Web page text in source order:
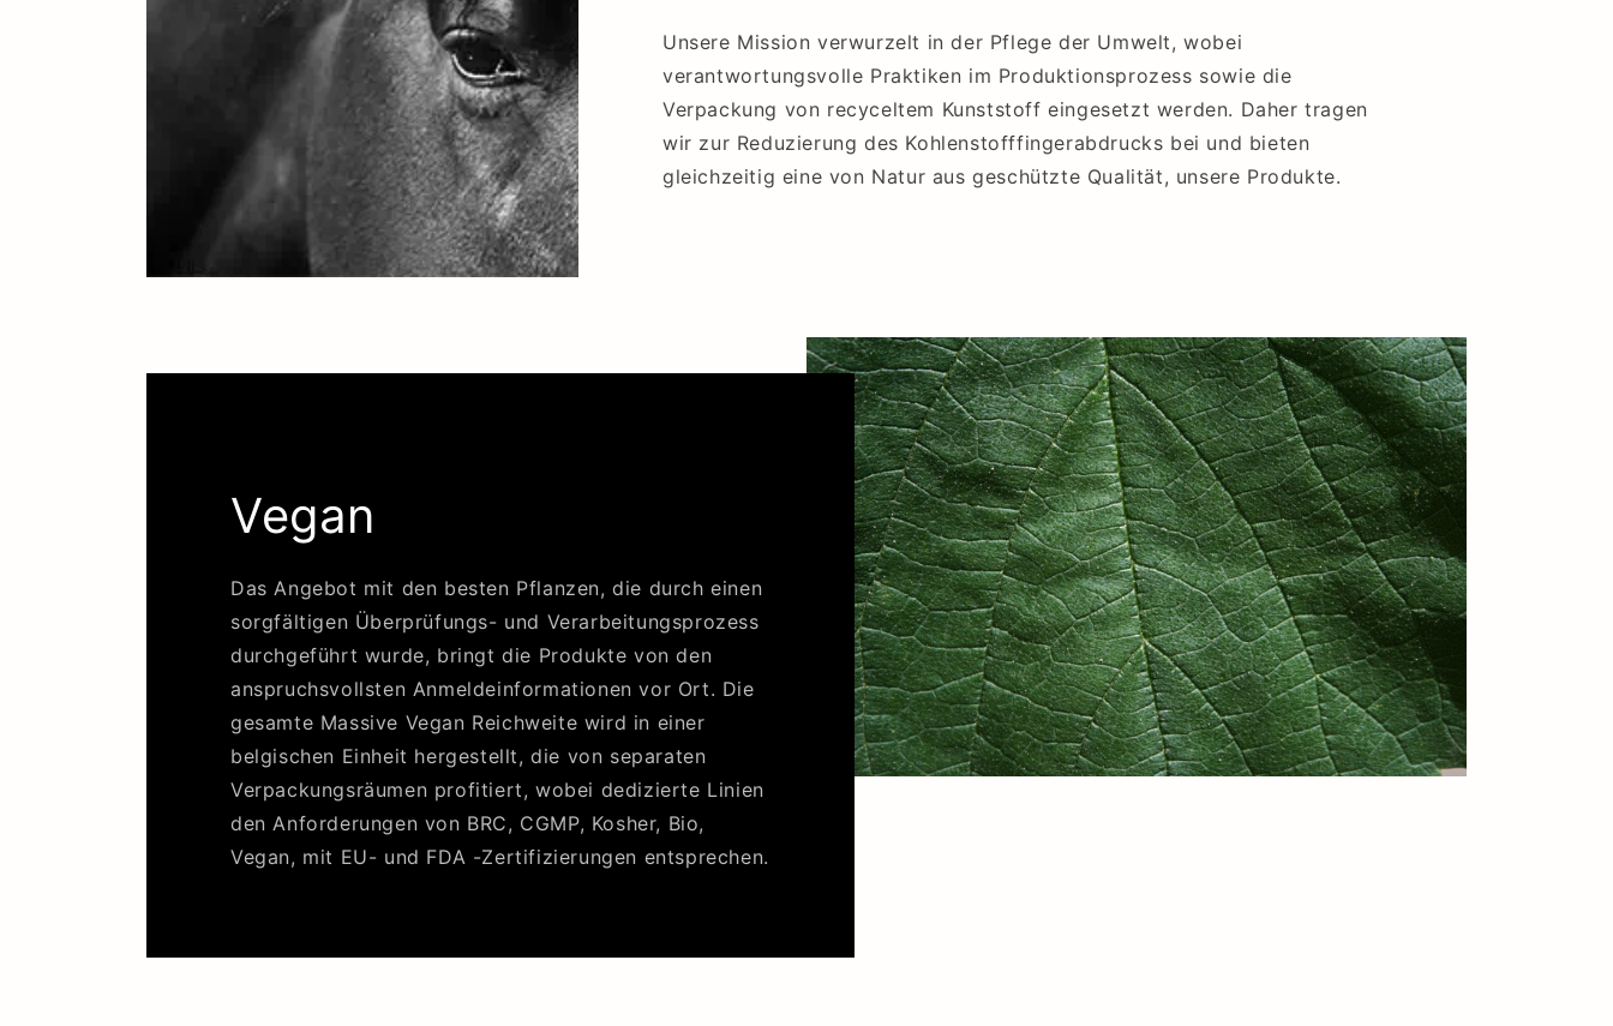
Unsere Mission verwurzelt in der Pflege der Umwelt, wobei
verantwortungsvolle Praktiken im Produktionsprozess sowie die
Verpackung von recyceltem Kunststoff eingesetzt werden. Daher tragen
wir zur Reduzierung des Kohlenstofffingerabdrucks bei und bieten
gleichzeitig eine von Natur aus geschützte Qualität, unsere Produkte.
Vegan
Das Angebot mit den besten Pflanzen, die durch einen
sorgfältigen Überprüfungs- und Verarbeitungsprozess
durchgeführt wurde, bringt die Produkte von den
anspruchsvollsten Anmeldeinformationen vor Ort. Die
gesamte Massive Vegan Reichweite wird in einer
belgischen Einheit hergestellt, die von separaten
Verpackungsräumen profitiert, wobei dedizierte Linien
den Anforderungen von BRC, CGMP, Kosher, Bio,
Vegan, mit EU- und FDA -Zertifizierungen entsprechen.